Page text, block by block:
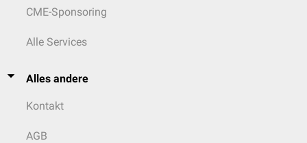
CME-Sponsoring
Alle Services
Alles andere
Kontakt
AGB